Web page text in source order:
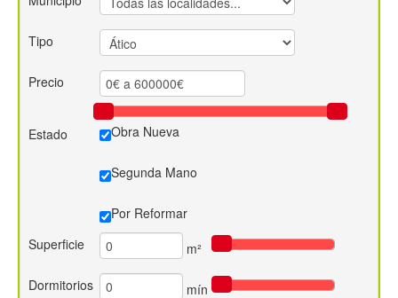
Contacto
Tipo
Precio
Estado Obra Nueva
Segunda Mano
Por Reformar
Superficie
m²
Dormitorios mín